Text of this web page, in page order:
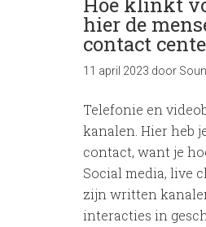
hier de
contact
11 april 2023 door
Telefonie en
kanalen. Hier heb
contact, want je
Social media, live
zijn written
interacties in